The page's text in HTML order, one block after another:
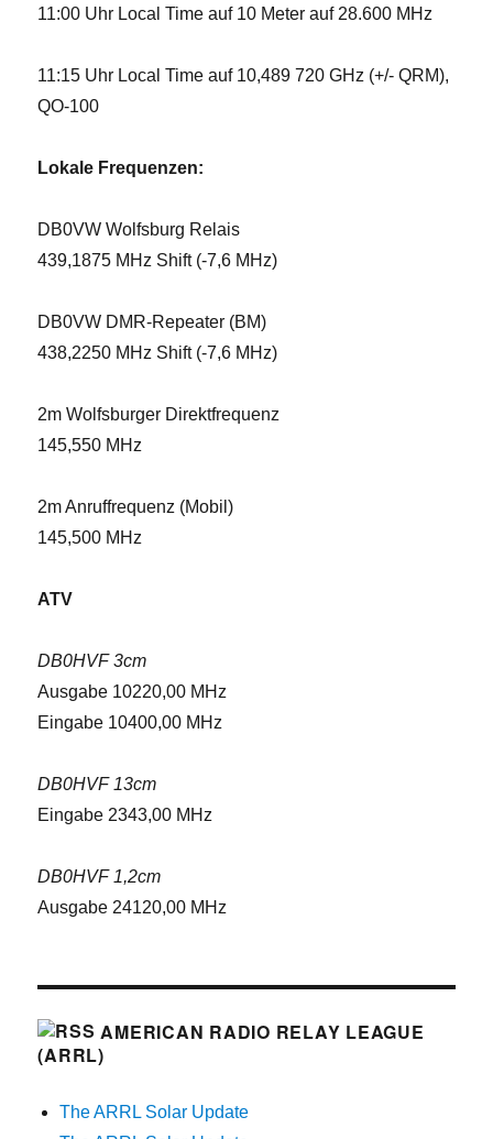
11:00 Uhr Local Time auf 10 Meter auf 28.600 MHz
11:15 Uhr Local Time auf 10,489 720 GHz (+/- QRM),
QO-100
Lokale Frequenzen:
DB0VW Wolfsburg Relais
439,1875 MHz Shift (-7,6 MHz)
DB0VW DMR-Repeater (BM)
438,2250 MHz Shift (-7,6 MHz)
2m Wolfsburger Direktfrequenz
145,550 MHz
2m Anruffrequenz (Mobil)
145,500 MHz
ATV
DB0HVF 3cm
Ausgabe 10220,00 MHz
Eingabe 10400,00 MHz
DB0HVF 13cm
Eingabe 2343,00 MHz
DB0HVF 1,2cm
Ausgabe 24120,00 MHz
AMERICAN RADIO RELAY LEAGUE
(ARRL)
The ARRL Solar Update